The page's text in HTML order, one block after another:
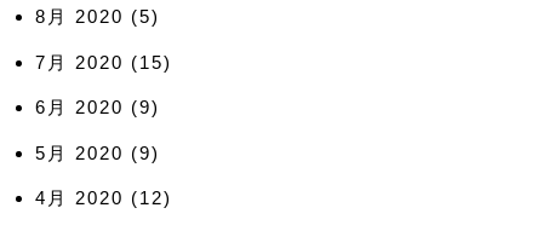
8月 2020 (5)
7月 2020 (15)
6月 2020 (9)
5月 2020 (9)
4月 2020 (12)